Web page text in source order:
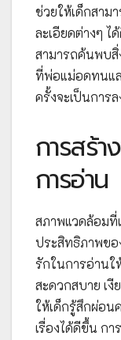
ช่วยให้เด็กสาม
ละเอียดต่างๆ ไ
สามารถค้นพบสิ่
ที่พ่อแม่อดทนแ
ครั้งจะเป็นการ
การสร้า
การอ่าน
สภาพแวดล้อมที่
ประสิทธิภาพขอ
รักในการอ่านใ
สะดวกสบาย เงี
ให้เด็กรู้สึกผ่อน
เรื่องได้ดีขึ้น ก